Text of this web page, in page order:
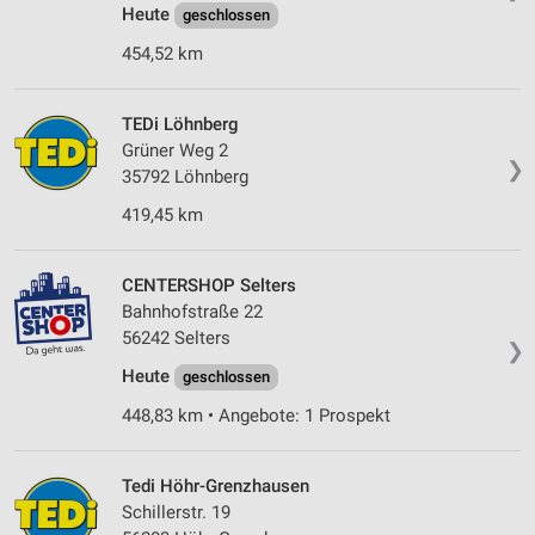
Heute
geschlossen
454,52 km
❯
TEDi Löhnberg
Grüner Weg 2
35792 Löhnberg
419,45 km
❯
CENTERSHOP Selters
Bahnhofstraße 22
56242 Selters
Heute
geschlossen
448,83 km • Angebote: 1 Prospekt
Tedi Höhr-Grenzhausen
Schillerstr. 19
Erstellung von Profilen zur Personalisierung
Verwendung von Profilen zur Auswahl
personalisierter Inhalte
Messung der Werbeleistung
Analyse von Zielgruppen durch Statistiken oder
Kombinationen von Daten aus verschiedenen
Quellen
Entwicklung und Verbesserung der Angebote
Verwendung reduzierter Daten zur Auswahl von
IAB-Besonderheiten:
Verwendung genauer Standortdaten